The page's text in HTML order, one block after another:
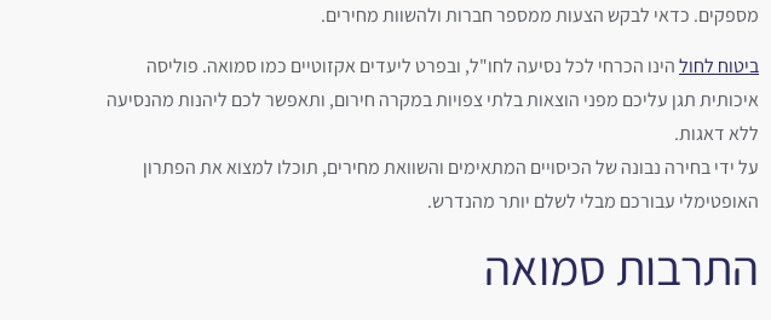
מספקים. כדאי לבקש הצעות ממספר חברות ולהשוות מחירים.
ביטוח לחולהינו הכרחי לכל נסיעה לחו"ל, ובפרט ליעדים אקזוטיים כמו סמואה. פוליסה
איכותית תגן עליכם מפני הוצאות בלתי צפויות במקרה חירום, ותאפשר לכם ליהנות מהנסיעה
ללא דאגות.
על ידי בחירה נבונה של הכיסויים המתאימים והשוואת מחירים, תוכלו למצוא את הפתרון
האופטימלי עבורכם מבלי לשלם יותר מהנדרש.
התרבות סמואה